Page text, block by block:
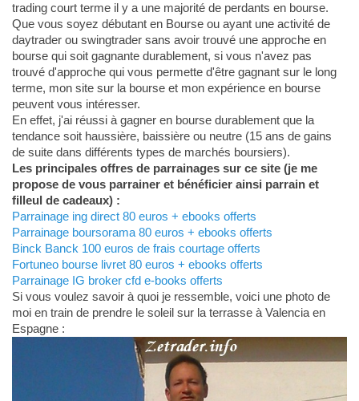
trading court terme il y a une majorité de perdants en bourse.
Que vous soyez débutant en Bourse ou ayant une activité de
daytrader ou swingtrader sans avoir trouvé une approche en
bourse qui soit gagnante durablement, si vous n'avez pas
trouvé d'approche qui vous permette d'être gagnant sur le long
terme, mon site sur la bourse et mon expérience en bourse
peuvent vous intéresser.
En effet, j'ai réussi à gagner en bourse durablement que la
tendance soit haussière, baissière ou neutre (15 ans de gains
de suite dans différents types de marchés boursiers).
Les principales offres de parrainages sur ce site (je me
propose de vous parrainer et bénéficier ainsi parrain et
filleul de cadeaux) :
Parrainage ing direct 80 euros + ebooks offerts
Parrainage boursorama 80 euros + ebooks offerts
Binck Banck 100 euros de frais courtage offerts
Fortuneo bourse livret 80 euros + ebooks offerts
Parrainage IG broker cfd e-books offerts
Si vous voulez savoir à quoi je ressemble, voici une photo de
moi en train de prendre le soleil sur la terrasse à Valencia en
Espagne :